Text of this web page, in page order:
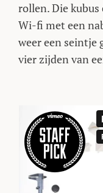
rollen. Die
Wi-fi met een
weer een seintje
vier zijden van